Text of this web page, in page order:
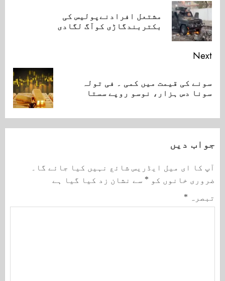
Reading
مشتعل افرادنےپولیس کی
بکتربندگاڑی کوآگ لگادی
Next
Next
post:
سونے کی قیمت میں کمی ۔ فی تولہ
سونا دس ہزار، نوسو روپے سستا
جواب دیں
آپ کا ای میل ایڈریس شائع نہیں کیا جائے گا۔
ضروری خانوں کو * سے نشان زد کیا گیا ہے
تبصرہ *